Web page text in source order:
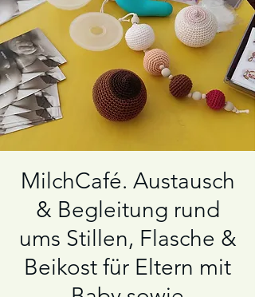
MilchCafé. Austausch
& Begleitung rund
ums Stillen, Flasche &
Beikost für Eltern mit